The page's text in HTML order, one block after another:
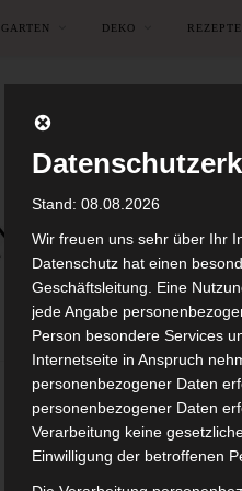
GARTEN DEKO REZEPTE
Stand: 08.08.2026
Wir freuen uns sehr über Ihr
Datenschutz hat einen
Geschäftsleitung. Eine
jede Angabe
Person besondere Services
Internetseite in Anspruch
personenbezogener Daten
personenbezogener Daten
Verarbeitung keine
Einwilligung der betroffenen